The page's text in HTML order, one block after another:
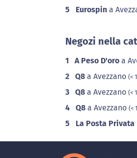
5 Eurospin a
Negozi nella
1 A Peso D'oro a
2 Q8 a Avezzano (<
3 Q8 a Avezzano (<
4 Q8 a Avezzano (<
5 La Posta Privata